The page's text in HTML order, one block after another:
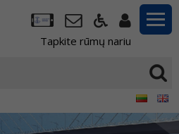
Tapkite rūmų nariu